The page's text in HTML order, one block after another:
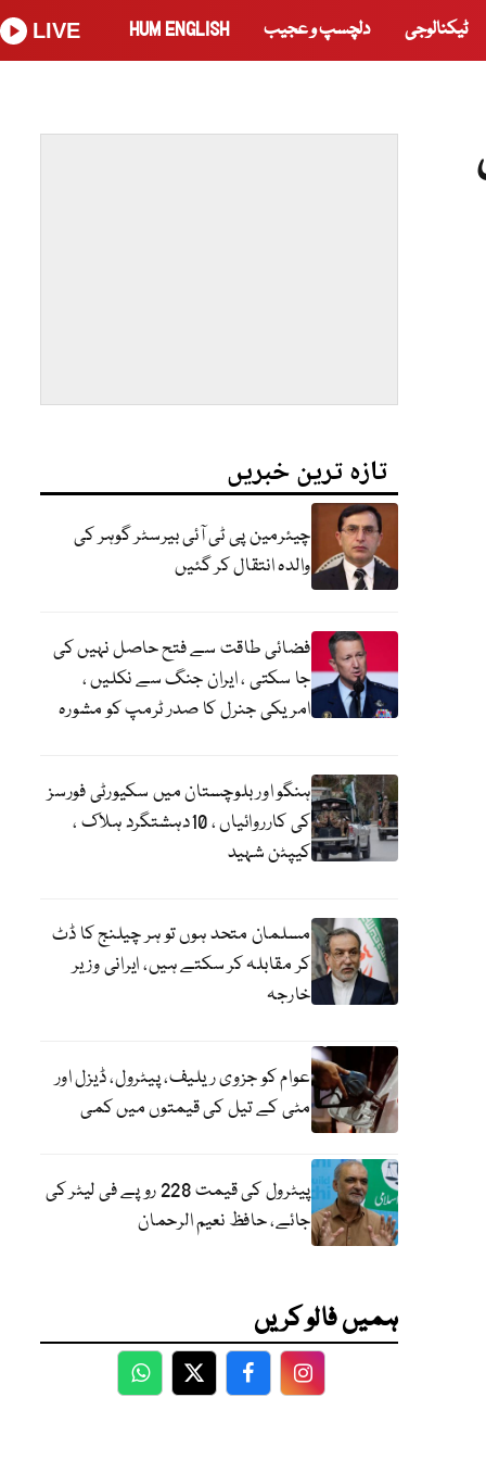
ٹیکنالوجی دلچسپ و عجیب HUM ENGLISH
LIVE
تازہ ترین خبریں
چیئرمین پی ٹی آئی بیرسٹر گوہر کی
والدہ انتقال کر گئیں
فضائی طاقت سے فتح حاصل نہیں کی
جا سکتی ، ایران جنگ سے نکلیں ،
امریکی جنرل کا صدر ٹرمپ کو مشورہ
ہنگو اور بلوچستان میں سکیورٹی فورسز
کی کارروائیاں ، 10دہشتگرد ہلاک ،
کیپٹن شہید
مسلمان متحد ہوں تو ہر چیلنج کا ڈٹ
کر مقابلہ کر سکتے ہیں، ایرانی وزیر
خارجہ
عوام کو جزوی ریلیف، پیٹرول، ڈیزل اور
مٹی کے تیل کی قیمتوں میں کمی
پیٹرول کی قیمت 228 روپے فی لیٹر کی
جائے، حافظ نعیم الرحمان
ہمیں فالو کریں
WhatsApp
TwitterFacebookFacebook